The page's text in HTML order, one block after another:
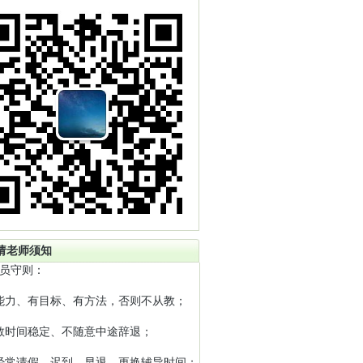
老师须知
守则：
力、有目标、有方法，否则不从教；
时间稳定、不随意中途辞退；